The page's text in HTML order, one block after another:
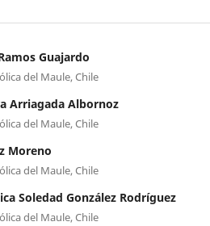
Guajardo
del Maule, Chile
Arriagada Albornoz
del Maule, Chile
Moreno
del Maule, Chile
Soledad González Rodríguez
del Maule, Chile